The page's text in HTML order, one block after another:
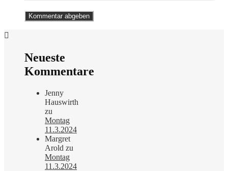
Neueste
Kommentare
Jenny
Hauswirth
zu
Montag
11.3.2024
Margret
Arold zu
Montag
11.3.2024